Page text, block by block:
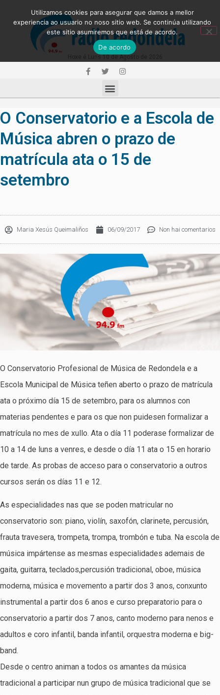
O Conservatorio e a Escola de
Música abren o prazo de
matrícula ata o 15 de
setembro
Maria Xesús Queimaliños 06/09/2017 Non hai comentarios
O Conservatorio Profesional de Música de Redondela e a
Escola Municipal de Música teñen aberto o prazo de matrícula
ata o próximo día 15 de setembro, para os alumnos con
materias pendentes e para os que non puidesen formalizar a
matrícula no mes de xullo. Ata o día 11 poderase formalizar de
10 a 14 de luns a venres, e desde o día 11 ata o 15 en horario
de tarde. As probas de acceso para o conservatorio a outros
cursos serán os días 11 e 12.
As especialidades nas que se poden matricular no
conservatorio son: piano, violín, saxofón, clarinete, percusión,
frauta travesera, trompeta, trompa, trombón e tuba. Na escola de
música impártense as mesmas especialidades ademais de
gaita, guitarra, teclados,percusión tradicional, oboe, música
moderna, música e movemento a partir dos 3 anos, conxunto
instrumental a partir dos 6 anos e curso preparatorio para o
conservatorio a partir dos 7 anos, canto moderno para nenos e
adultos e coro infantil, banda infantil, orquestra moderna e big-
band.
Desde o centro animan a todos os amantes da música
tradicional a participar nun grupo de música tradicional que se
Utilizamos cookies para asegurar que damos a mellor
experiencia ao usuario no noso sitio web. Se continúa utilizando
este sitio asumiremos que está de acordo.
De acordo